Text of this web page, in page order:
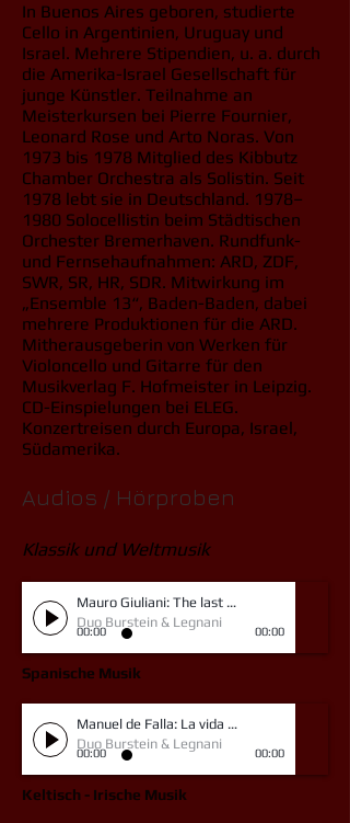
In Buenos Aires geboren, studierte
Cello in Argentinien, Uruguay und
Israel. Mehrere Stipendien, u. a. durch
die Amerika-Israel Gesellschaft für
junge Künstler. Teilnahme an
Meisterkursen bei Pierre Fournier,
Leonard Rose und Arto Noras. Von
1973 bis 1978 Mitglied des Kibbutz
Chamber Orchestra als Solistin. Seit
1978 lebt sie in Deutschland. 1978–
1980 Solocellistin beim Städtischen
Orchester Bremerhaven. Rundfunk-
und Fernsehaufnahmen: ARD, ZDF,
SWR, SR, HR, SDR. Mitwirkung im
„Ensemble 13“, Baden-Baden, dabei
mehrere Produktionen für die ARD.
Mitherausgeberin von Werken für
Violoncello und Gitarre für den
Musikverlag F. Hofmeister in Leipzig.
CD-Einspielungen bei ELEG.
Konzertreisen durch Europa, Israel,
Südamerika.
Audios / Hörproben
Klassik und Weltmusik
Mauro Giuliani: The last Rose of Summer
Duo Burstein & Legnani
00:00 00:00
Spanische Musik
Manuel de Falla: La vida breve
Duo Burstein & Legnani
00:00 00:00
Keltisch - Irische Musik